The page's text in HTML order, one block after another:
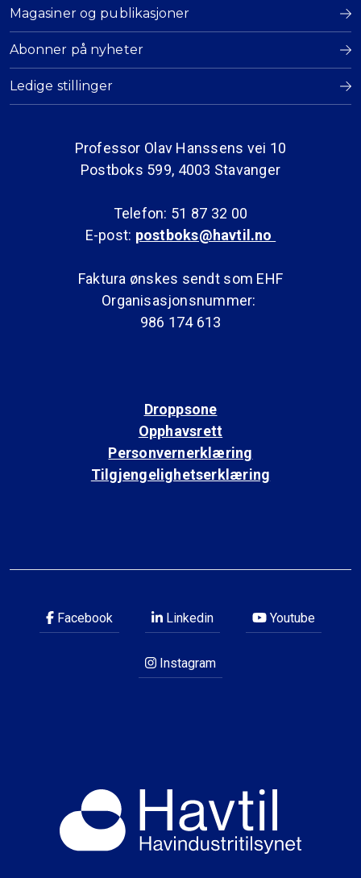
Magasiner og publikasjoner
Abonner på nyheter
Ledige stillinger
Professor Olav Hanssens vei 10
Postboks 599, 4003 Stavanger
Telefon: 51 87 32 00
E-post: postboks@havtil.no
Faktura ønskes sendt som EHF
Organisasjonsnummer:
986 174 613
Droppsone
Opphavsrett
Personvernerklæring
Tilgjengelighetserklæring
Facebook Linkedin Youtube
Instagram